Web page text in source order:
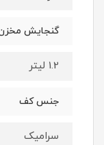
گنجایش
1.2 لیتر
جنس کف
سرامیک